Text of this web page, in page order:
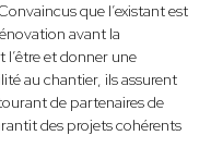
que l’existant est
avant la
et donner une
au chantier, ils assurent
de partenaires de
des projets cohérents